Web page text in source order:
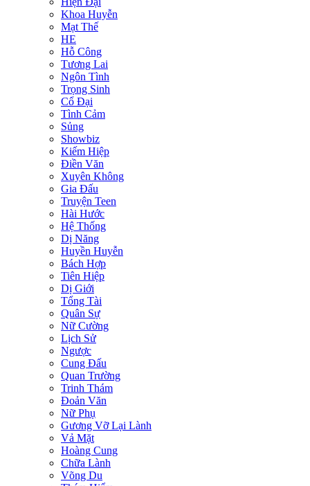
Khoa Huyễn
Mạt Thế
HE
Hỗ Công
Tương Lai
Ngôn Tình
Trọng Sinh
Cổ Đại
Tình Cảm
Sủng
Showbiz
Kiếm Hiệp
Điền Văn
Xuyên Không
Gia Đấu
Truyện Teen
Hài Hước
Hệ Thống
Dị Năng
Huyền Huyễn
Bách Hợp
Tiên Hiệp
Dị Giới
Tổng Tài
Quân Sự
Nữ Cường
Lịch Sử
Ngược
Cung Đấu
Quan Trường
Trinh Thám
Đoản Văn
Nữ Phụ
Gương Vỡ Lại Lành
Vả Mặt
Hoàng Cung
Chữa Lành
Võng Du